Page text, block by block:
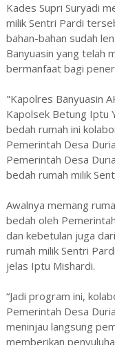
Kades Supri Suryadi
milik Sentri Pardi
bahan-bahan sudah
Banyuasin yang telah
bermanfaat bagi
"Kapolres Banyuasin
Kapolsek Betung Iptu
bedah rumah ini
Pemerintah Desa
Pemerintah Desa
bedah rumah milik
Awalnya memang
bedah oleh
dan kebetulan juga
rumah milik Sentri
jelas Iptu Mishardi.
“Jadi program ini,
Pemerintah Desa
meninjau langsung
memberikan